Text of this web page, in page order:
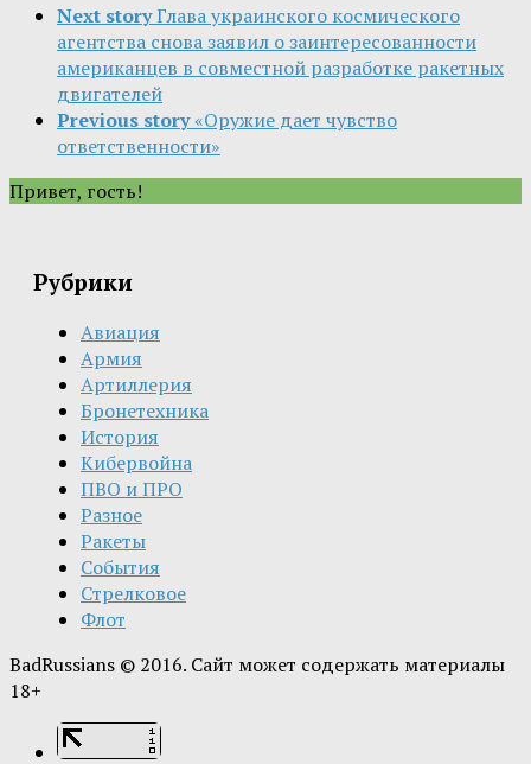
Next storyГлава украинского космического
агентства снова заявил о заинтересованности
американцев в совместной разработке ракетных
двигателей
Previous story«Оружие дает чувство
ответственности»
Привет, гость!
Рубрики
Авиация
Армия
Артиллерия
Бронетехника
История
Кибервойна
ПВО и ПРО
Разное
Ракеты
События
Стрелковое
Флот
BadRussians © 2016. Сайт может содержать материалы
18+